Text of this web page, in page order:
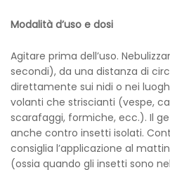
Modalità d’uso e dosi
Agitare prima dell’uso.
secondi), da una distanza di
direttamente sui nidi o nei
volanti che striscianti (vespe,
scarafaggi, formiche, ecc.). Il
anche contro insetti isolati.
consiglia l’applicazione al
(ossia quando gli insetti sono